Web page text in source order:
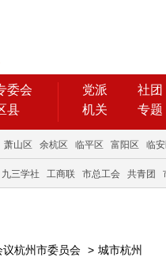
委会
县
党派 社团
机关
专题
萧山区 余杭区 临平区 富阳区 临
九三学社 工商联 市总工会 共青团
杭州市委员会 > 城市杭州